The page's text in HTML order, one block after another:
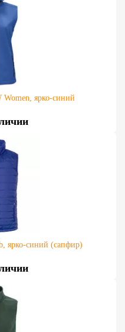
ярко-синий
ярко-синий (сапфир)